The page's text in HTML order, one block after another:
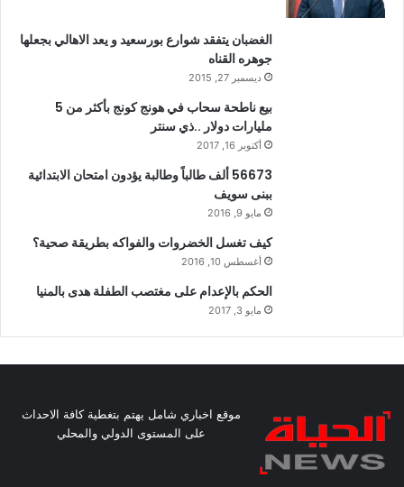
الغضبان يتفقد شوارع بورسعيد و يعد الاهالي بجعلها
جوهره القناه
ديسمبر 27, 2015
بيع ناطحة سحاب في هونج كونج بأكثر من 5
مليارات دولار ..ذي سنتر
أكتوبر 16, 2017
56673 ألف طالباً وطالبة يؤدون امتحان الابتدائية
ببنى سويف
مايو 9, 2016
كيف تغسل الخضروات والفواكه بطريقة صحية؟
أغسطس 10, 2016
الحكم بالإعدام على مغتصب الطفلة هدى بالمنيا
مايو 3, 2017
موقع اخباري شامل يهتم بتغطية كافة الاحداث
على المستوى الدولي والمحلي